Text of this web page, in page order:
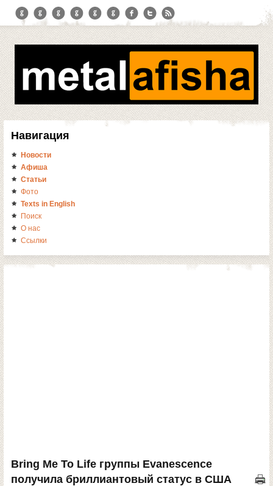
Навигация
Новости
Афиша
Статьи
Фото
Texts in English
Поиск
О нас
Ссылки
Bring Me To Life группы Evanescence
получила бриллиантовый статус в США